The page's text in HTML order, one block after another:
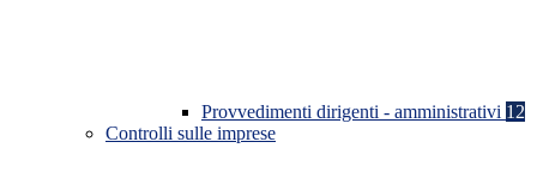
Provvedimenti dirigenti - amministrativi 12
Controlli sulle imprese